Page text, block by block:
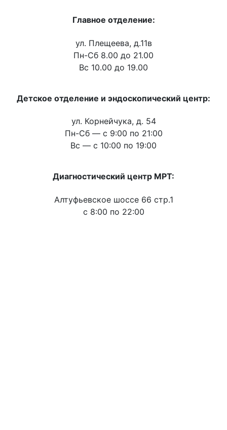
Главное отделение:
ул. Плещеева, д.11в
Пн-Сб 8.00 до 21.00
Вс 10.00 до 19.00
Детское отделение и эндоскопический центр:
ул. Корнейчука, д. 54
Пн-Сб — c 9:00 по 21:00
Вс — с 10:00 по 19:00
Диагностический центр МРТ:
Алтуфьевское шоссе 66 стр.1
c 8:00 по 22:00